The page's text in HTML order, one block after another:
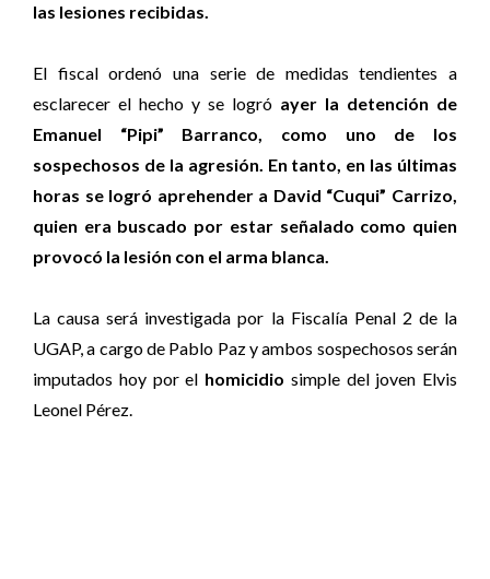
las lesiones recibidas.
El fiscal ordenó una serie de medidas tendientes a
esclarecer el hecho y se logró ayer la detención de
Emanuel “Pipi” Barranco, como uno de los
sospechosos de la agresión. En tanto, en las últimas
horas se logró aprehender a David “Cuqui” Carrizo,
quien era buscado por estar señalado como quien
provocó la lesión con el arma blanca.
La causa será investigada por la Fiscalía Penal 2 de la
UGAP, a cargo de Pablo Paz y ambos sospechosos serán
imputados hoy por el homicidio simple del joven Elvis
Leonel Pérez.